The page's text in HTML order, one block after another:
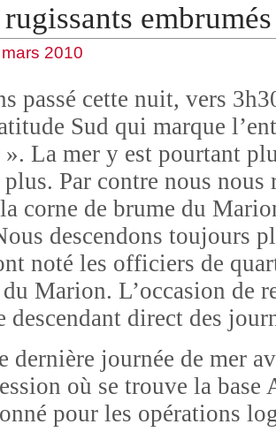
embrumés
2010
passé cette nuit, vers
Sud qui marque
». La mer y est pourtant
Par contre nous
corne de brume du
descendons toujours
noté les officiers de
du Marion. L’occasion de
descendant direct des
dernière journée de mer
où se trouve la
pour les opérations